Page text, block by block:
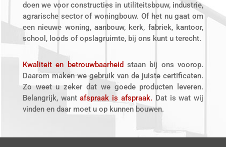
doen we voor constructies in utiliteitsbouw, industrie,
agrarische sector of woningbouw. Of het nu gaat om
een nieuwe woning, aanbouw, kerk, fabriek, kantoor,
school, loods of opslagruimte, bij ons kunt u terecht.
Kwaliteit en betrouwbaarheid staan bij ons voorop.
Daarom maken we gebruik van de juiste certificaten.
Zo weet u zeker dat we goede producten leveren.
Belangrijk, wantafspraak is afspraak. Dat is wat wij
vinden en daar moet u op kunnen bouwen.